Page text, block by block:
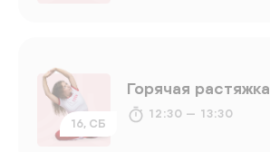
16, СБ
Горячая растяжка
12:30 — 13:30